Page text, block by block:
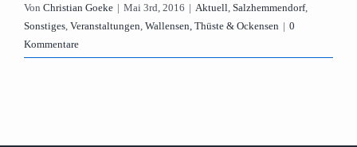
Von Christian Goeke | Mai 3rd, 2016 | Aktuell, Salzhemmendorf,
Sonstiges, Veranstaltungen, Wallensen, Thüste & Ockensen | 0
Kommentare